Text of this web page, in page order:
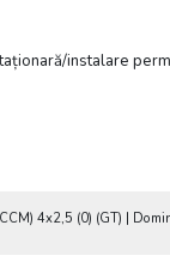
instalare
4x2,5 (0) (GT) |